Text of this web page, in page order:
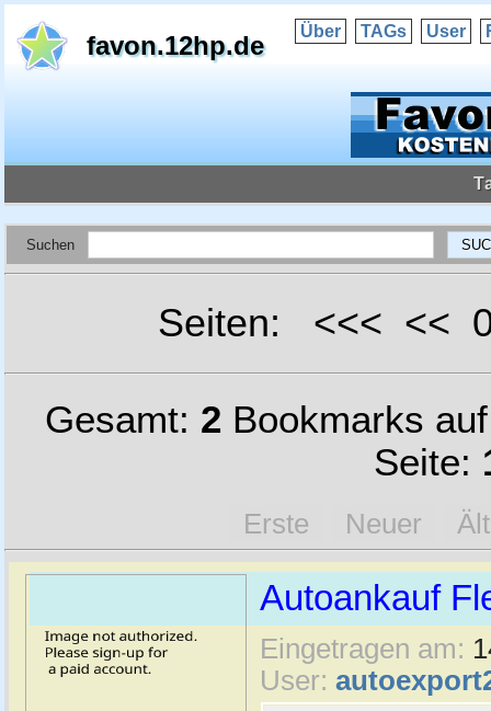
favon.12hp.de Über TAGs User
Suchen
Seiten: <<< <<
Gesamt: 2 Bookmarks
Seite:
Erste Neuer
Autoankauf
Eingetragen am:
User: